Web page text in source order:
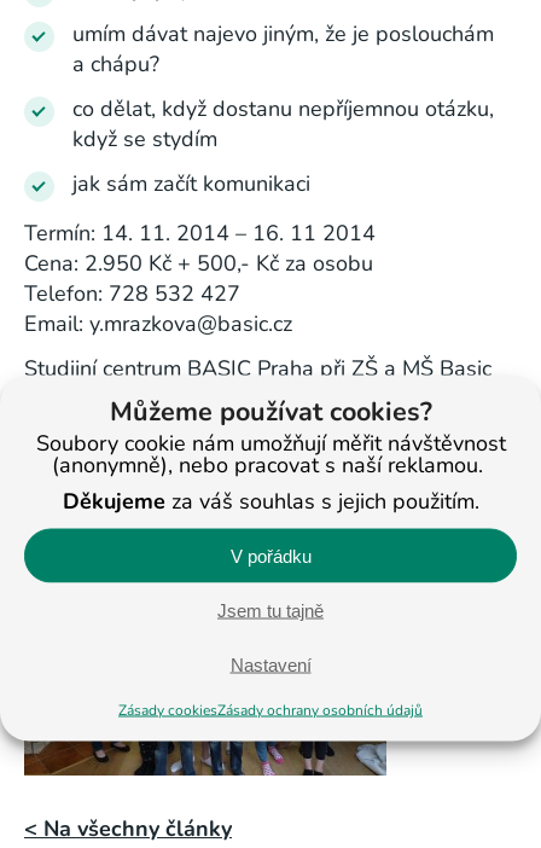
Můžeme používat cookies?
Soubory cookie nám umožňují měřit návštěvnost
(anonymně), nebo pracovat s naší reklamou.
Děkujeme za váš souhlas s jejich použitím.
V pořádku
Jsem tu tajně
Nastavení
Zásady cookiesZásady ochrany osobních údajů
umím dávat najevo jiným, že je poslouchám
a chápu?
co dělat, když dostanu nepříjemnou otázku,
když se stydím
jak sám začít komunikaci
Termín: 14. 11. 2014 – 16. 11 2014
Cena: 2.950 Kč + 500,- Kč za osobu
Telefon: 728 532 427
Email: y.mrazkova@basic.cz
Studijní centrum BASIC Praha při ZŠ a MŠ Basic
Praha, o.p.s.
Petra Bezruče 41, 182 00 Praha 8
< Na všechny články